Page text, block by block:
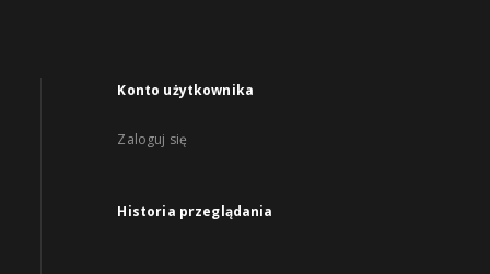
Konto użytkownika
Zaloguj się
Historia przeglądania